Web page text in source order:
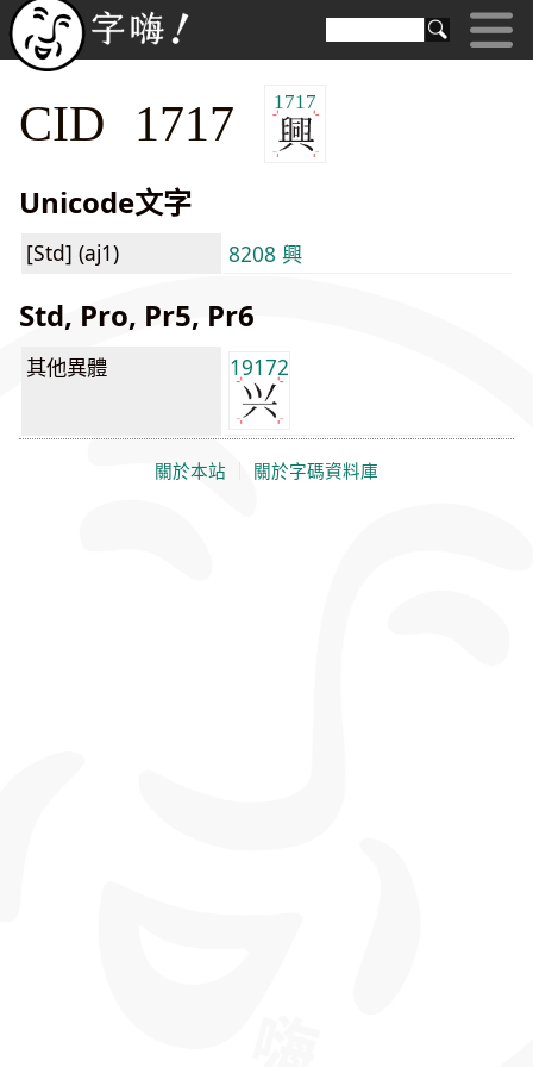
CID 1717 1717
Unicode文字
[Std] (aj1) 8208 興
Std, Pro, Pr5, Pr6
其他異體 19172
關於本站 關於字碼資料庫